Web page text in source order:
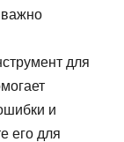
для
и
его для